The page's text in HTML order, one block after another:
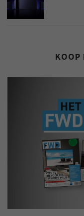
KOOP